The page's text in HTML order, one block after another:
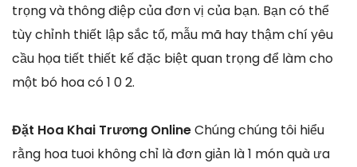
trọng và thông điệp của đơn vị của bạn. Bạn có thể
tùy chỉnh thiết lập sắc tố, mẫu mã hay thậm chí yêu
cầu họa tiết thiết kế đặc biệt quan trọng để làm cho
một bó hoa có 1 0 2.
Đặt Hoa Khai Trương OnlineChúng chúng tôi hiểu
rằng hoa tuoi không chỉ là đơn giản là 1 món quà ưa